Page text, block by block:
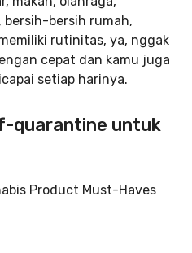
bersih-bersih rumah,
rutinitas, ya, nggak
cepat dan kamu juga
setiap harinya.
quarantine untuk